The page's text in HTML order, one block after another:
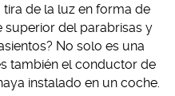
de la luz en forma de
superior del parabrisas y
No solo es una
también el conductor de
instalado en un coche.